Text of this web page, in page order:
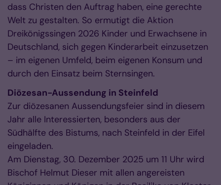
dass Christen den Auftrag haben, eine gerechte
Welt zu gestalten. So ermutigt die Aktion
Dreikönigssingen 2026 Kinder und Erwachsene in
Deutschland, sich gegen Kinderarbeit einzusetzen
– im eigenen Umfeld, beim eigenen Konsum und
durch den Einsatz beim Sternsingen.
Diözesan-Aussendung in Steinfeld
Zur diözesanen Aussendungsfeier sind in diesem
Jahr alle Interessierten, besonders aus der
Südhälfte des Bistums, nach Steinfeld in der Eifel
eingeladen.
Am Dienstag, 30. Dezember 2025 um 11 Uhr wird
Bischof Helmut Dieser mit allen angereisten